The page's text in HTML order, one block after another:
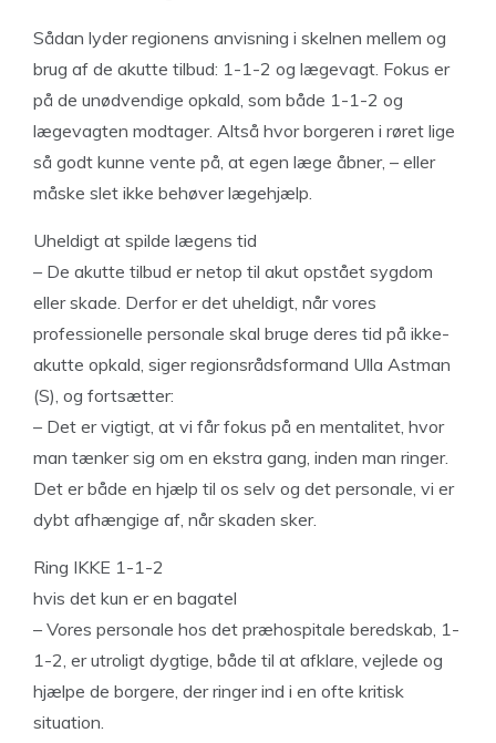
Sådan lyder regionens anvisning i skelnen mellem og
brug af de akutte tilbud: 1-1-2 og lægevagt. Fokus er
på de unødvendige opkald, som både 1-1-2 og
lægevagten modtager. Altså hvor borgeren i røret lige
så godt kunne vente på, at egen læge åbner, – eller
måske slet ikke behøver lægehjælp.
Uheldigt at spilde lægens tid
– De akutte tilbud er netop til akut opstået sygdom
eller skade. Derfor er det uheldigt, når vores
professionelle personale skal bruge deres tid på ikke-
akutte opkald, siger regionsrådsformand Ulla Astman
(S), og fortsætter:
– Det er vigtigt, at vi får fokus på en mentalitet, hvor
man tænker sig om en ekstra gang, inden man ringer.
Det er både en hjælp til os selv og det personale, vi er
dybt afhængige af, når skaden sker.
Ring IKKE 1-1-2
hvis det kun er en bagatel
– Vores personale hos det præhospitale beredskab, 1-
1-2, er utroligt dygtige, både til at afklare, vejlede og
hjælpe de borgere, der ringer ind i en ofte kritisk
situation.